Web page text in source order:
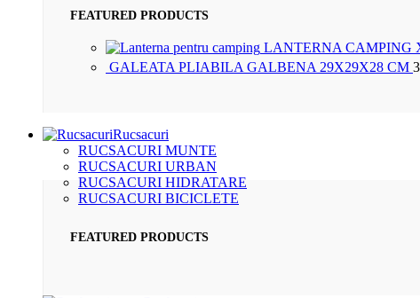
FEATURED PRODUCTS
LANTERNA CAMPING
GALEATA PLIABILA GALBENA 29X29X28 CM
Rucsacuri
RUCSACURI MUNTE
RUCSACURI URBAN
RUCSACURI HIDRATARE
RUCSACURI BICICLETE
FEATURED PRODUCTS